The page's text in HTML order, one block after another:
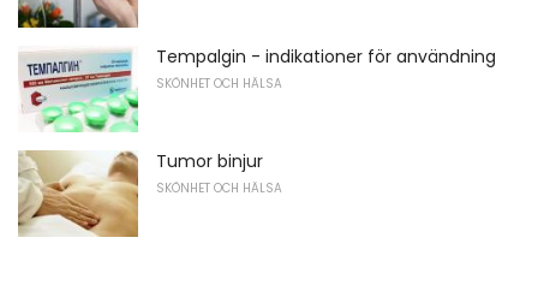
Tempalgin - indikationer för användning
SKÖNHET OCH HÄLSA
Tumor binjur
SKÖNHET OCH HÄLSA